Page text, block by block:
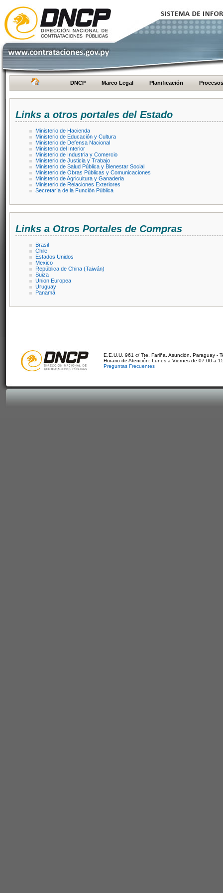
DNCP Marco Legal Planificación Procesos
Links a otros portales del Estado
Ministerio de Hacienda
Ministerio de Educación y Cultura
Ministerio de Defensa Nacional
Ministerio del Interior
Ministerio de Industria y Comercio
Ministerio de Justicia y Trabajo
Ministerio de Salud Pública y Bienestar Social
Ministerio de Obras Públicas y Comunicaciones
Ministerio de Agricultura y Ganaderia
Ministerio de Relaciones Exteriores
Secretaría de la Función Pública
Links a Otros Portales de Compras
Brasil
Chile
Estados Unidos
Mexico
República de China (Taiwán)
Suiza
Union Europea
Uruguay
Panamá
E.E.U.U. 961 c/ Tte. Fariña. Asunción, Paraguay -
Horario de Atención: Lunes a Viernes de 07:00 a
Preguntas Frecuentes